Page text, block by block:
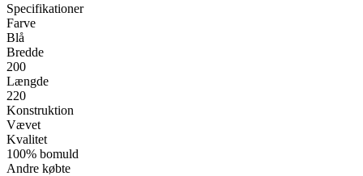
Specifikationer
Farve
Blå
Bredde
200
Længde
220
Konstruktion
Vævet
Kvalitet
100% bomuld
Andre købte